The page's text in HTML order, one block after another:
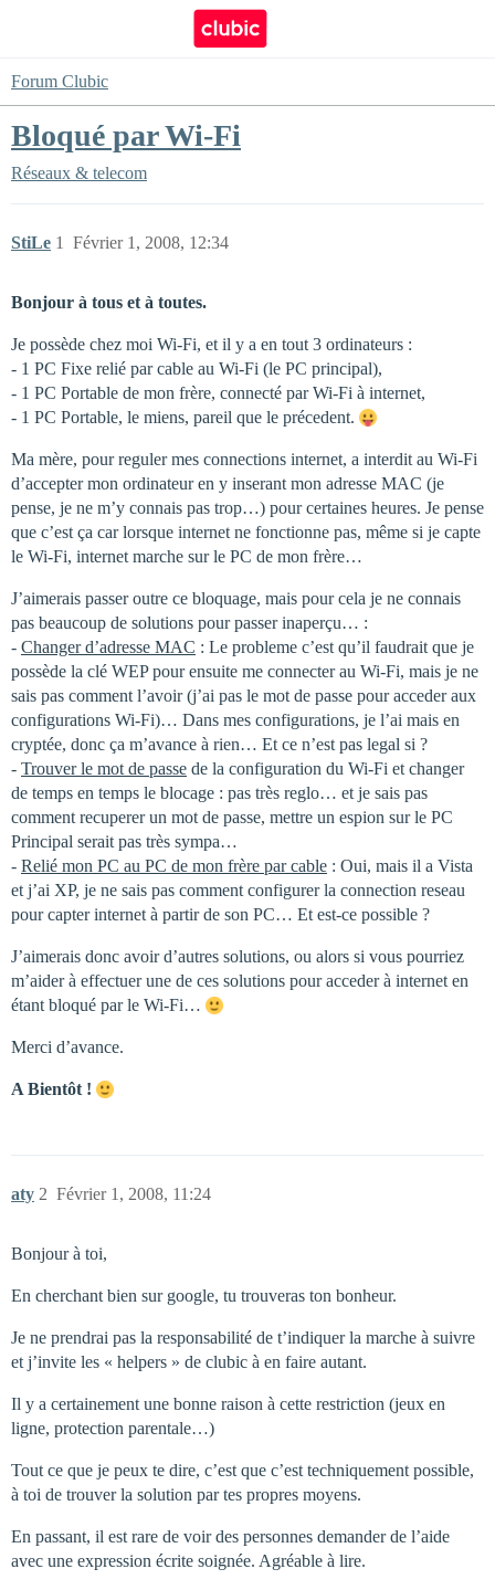
Forum Clubic
Bloqué par Wi-Fi
Réseaux & telecom
StiLe Février 1, 2008, 12:34
1
Bonjour à tous et à toutes.
Je possède chez moi Wi-Fi, et il y a en tout 3 ordinateurs :
- 1 PC Fixe relié par cable au Wi-Fi (le PC principal),
- 1 PC Portable de mon frère, connecté par Wi-Fi à internet,
- 1 PC Portable, le miens, pareil que le précedent.
Ma mère, pour reguler mes connections internet, a interdit au Wi-Fi
d’accepter mon ordinateur en y inserant mon adresse MAC (je
pense, je ne m’y connais pas trop…) pour certaines heures. Je pense
que c’est ça car lorsque internet ne fonctionne pas, même si je capte
le Wi-Fi, internet marche sur le PC de mon frère…
J’aimerais passer outre ce bloquage, mais pour cela je ne connais
pas beaucoup de solutions pour passer inaperçu… :
- Changer d’adresse MAC : Le probleme c’est qu’il faudrait que je
possède la clé WEP pour ensuite me connecter au Wi-Fi, mais je ne
sais pas comment l’avoir (j’ai pas le mot de passe pour acceder aux
configurations Wi-Fi)… Dans mes configurations, je l’ai mais en
cryptée, donc ça m’avance à rien… Et ce n’est pas legal si ?
- Trouver le mot de passe de la configuration du Wi-Fi et changer
de temps en temps le blocage : pas très reglo… et je sais pas
comment recuperer un mot de passe, mettre un espion sur le PC
Principal serait pas très sympa…
- Relié mon PC au PC de mon frère par cable : Oui, mais il a Vista
et j’ai XP, je ne sais pas comment configurer la connection reseau
pour capter internet à partir de son PC… Et est-ce possible ?
J’aimerais donc avoir d’autres solutions, ou alors si vous pourriez
m’aider à effectuer une de ces solutions pour acceder à internet en
étant bloqué par le Wi-Fi…
Merci d’avance.
A Bientôt !
aty Février 1, 2008, 11:24
2
Bonjour à toi,
En cherchant bien sur google, tu trouveras ton bonheur.
Je ne prendrai pas la responsabilité de t’indiquer la marche à suivre
et j’invite les « helpers » de clubic à en faire autant.
Il y a certainement une bonne raison à cette restriction (jeux en
ligne, protection parentale…)
Tout ce que je peux te dire, c’est que c’est techniquement possible,
à toi de trouver la solution par tes propres moyens.
En passant, il est rare de voir des personnes demander de l’aide
avec une expression écrite soignée. Agréable à lire.